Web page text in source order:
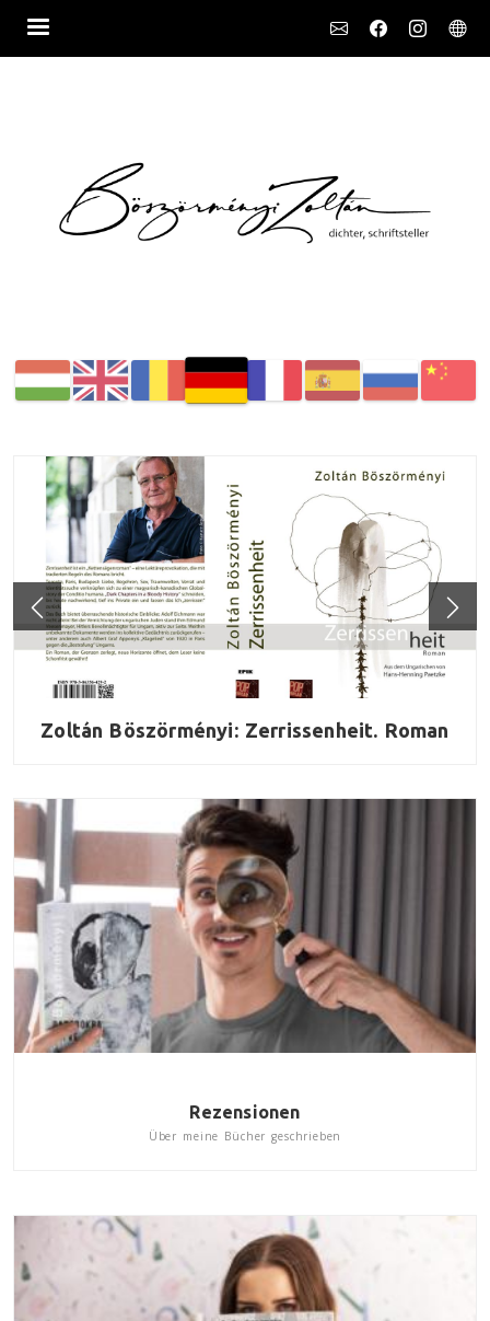
Zoltán Böszörményi: Zerrissenheit. Roman
Rezensionen
Über meine Bücher geschrieben